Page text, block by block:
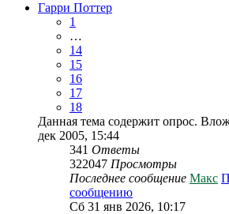
Гарри Поттер
1
…
14
15
16
17
18
Данная тема содержит опрос.
дек 2005, 15:44
341 Ответы
322047 Просмотры
Последнее сообщение Макс
сообщению
Сб 31 янв 2026, 10:17